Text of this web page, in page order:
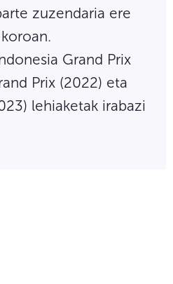
zuzendaria ere
Grand Prix
Prix (2022) eta
lehiaketak irabazi